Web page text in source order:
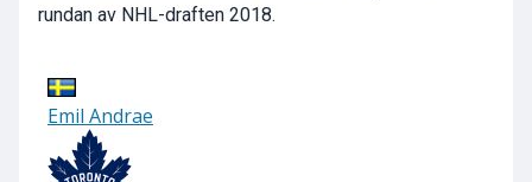
rundan av NHL-draften 2018.